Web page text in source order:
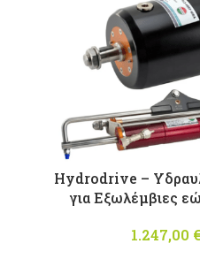
Hydrodrive –
για Εξωλέμβιες
1.247,00 €